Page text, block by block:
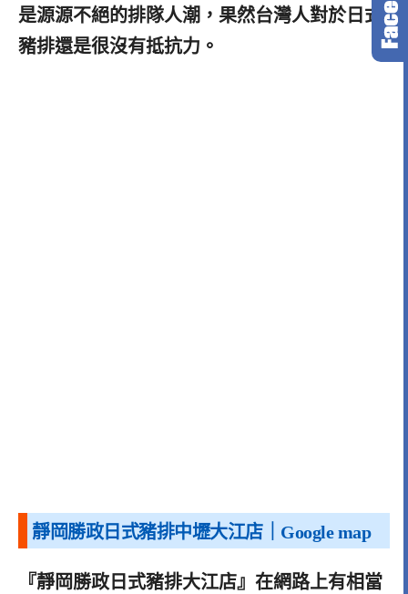
是源源不絕的排隊人潮，果然台灣人對於日式
豬排還是很沒有抵抗力。
靜岡勝政日式豬排中壢大江店｜Google map
『靜岡勝政日式豬排大江店』在網路上有相當